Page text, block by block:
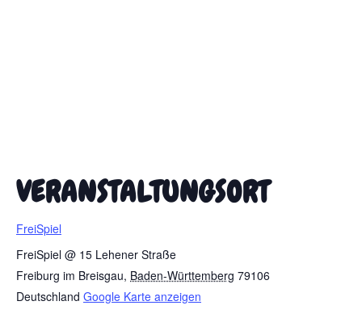
VERANSTALTUNGSORT
FreiSpiel
FreiSpiel @ 15 Lehener Straße
Freiburg im Breisgau, Baden-Württemberg 79106
Deutschland Google Karte anzeigen